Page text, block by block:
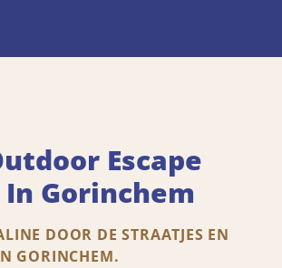
Escape
In Gorinchem
DOOR DE STRAATJES EN
GORINCHEM.